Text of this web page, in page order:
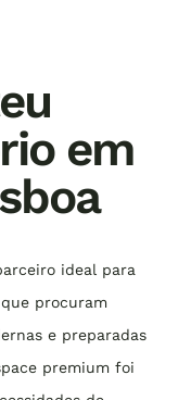
em
ideal para
procuram
e preparadas
premium foi